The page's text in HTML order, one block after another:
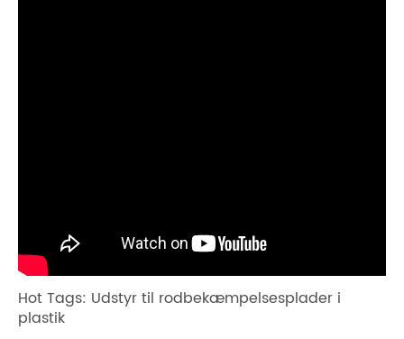
Hot Tags: Udstyr til rodbekæmpelsesplader i
plastik